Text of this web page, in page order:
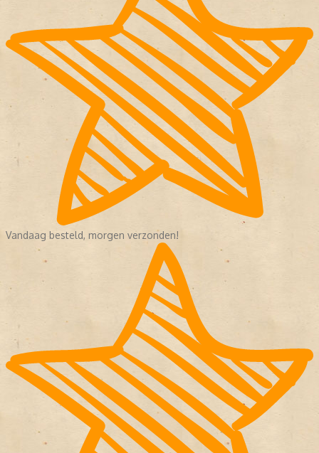
Vandaag besteld, morgen verzonden!